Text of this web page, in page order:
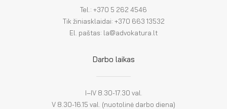
Tel.: +370 5 262 4546
Tik žiniasklaidai: +370 663 13532
El. paštas: la@advokatura.lt
Darbo laikas
I–IV 8.30-17.30 val.
V 8.30-16.15 val. (nuotolinė darbo diena)